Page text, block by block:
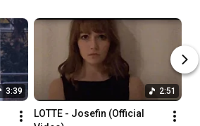
3:39 2:51
LOTTE - Josefin (Official